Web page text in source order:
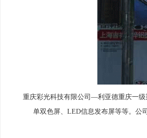
重庆彩光科技有限公司—利亚德重庆一级
单双色屏、LED信息发布屏等等。公